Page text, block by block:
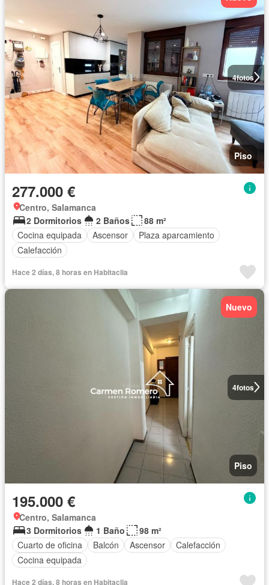
4fotos
Piso
277.000 €
Centro, Salamanca
2 Dormitorios
2 Baños
88 m²
Cocina equipada
Ascensor
Plaza aparcamiento
Calefacción
Hace 2 días, 8 horas en Habitaclia
4fotos
Nuevo
Piso
195.000 €
Centro, Salamanca
3 Dormitorios
1 Baño
98 m²
Cuarto de oficina
Balcón Ascensor
Calefacción
Cocina equipada
Hace 2 días, 8 horas en Habitaclia